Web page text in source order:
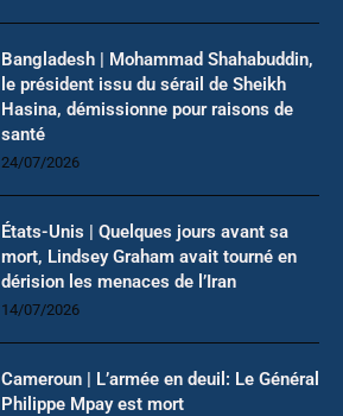
Bangladesh | Mohammad Shahabuddin,
le président issu du sérail de Sheikh
Hasina, démissionne pour raisons de
santé
24/07/2026
États-Unis | Quelques jours avant sa
mort, Lindsey Graham avait tourné en
dérision les menaces de l’Iran
14/07/2026
Cameroun | L’armée en deuil: Le Général
Philippe Mpay est mort